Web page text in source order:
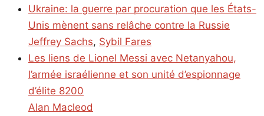
Ukraine: la guerre par procuration que les États-
Unis mènent sans relâche contre la Russie
Jeffrey Sachs, Sybil Fares
Les liens de Lionel Messi avec Netanyahou,
l’armée israélienne et son unité d’espionnage
d’élite 8200
Alan Macleod